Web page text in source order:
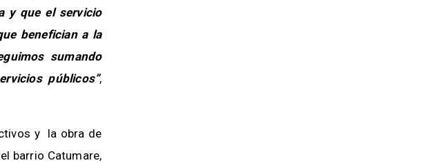
y que el servicio
benefician a la
sumando
públicos”,
y la obra de
barrio Catumare,